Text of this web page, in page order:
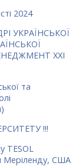
2024
УКРАЇНСЬКОЇ
ХХІ
та
!!!
TESOL
Меріленду, США